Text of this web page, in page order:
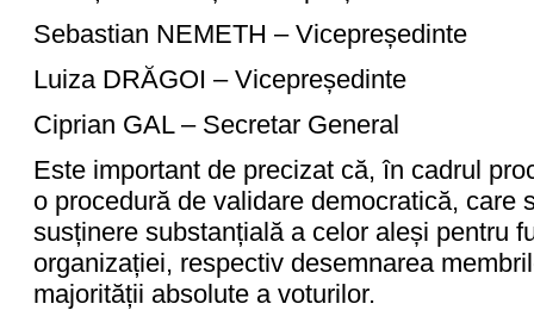
Sebastian NEMETH – Vicepreședinte
Luiza DRĂGOI – Vicepreședinte
Ciprian GAL – Secretar General
Este important de precizat că, în cadrul
o procedură de validare democratică, care
susținere substanțială a celor aleși pentru
organizației, respectiv desemnarea
majorității absolute a voturilor.